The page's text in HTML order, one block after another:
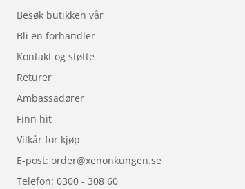
Besøk butikken vår
Bli en forhandler
Kontakt og støtte
Returer
Ambassadører
Finn hit
Vilkår for kjøp
E-post: order@xenonkungen.se
Telefon: 0300 - 308 60